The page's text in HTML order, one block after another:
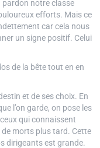
pardon notre classe
efforts. Mais ce
car cela nous
un signe positif. Celui
de la bête tout en en
et de ses choix. En
l’on garde, on pose les
qui connaissent
de morts plus tard. Cette
dirigeants est grande.